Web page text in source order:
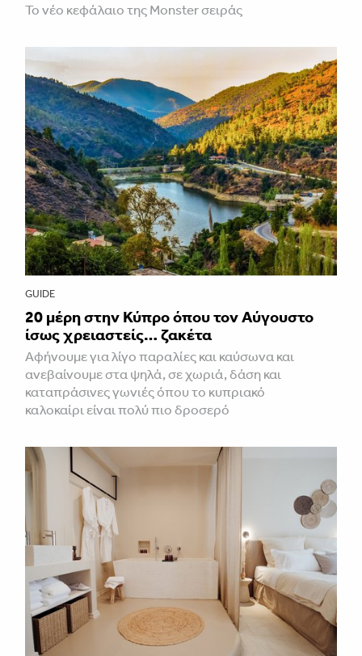
Το νέο κεφάλαιο της Monster σειράς
GUIDE
20 μέρη στην Κύπρο όπου τον Αύγουστο
ίσως χρειαστείς… ζακέτα
Αφήνουμε για λίγο παραλίες και καύσωνα και
ανεβαίνουμε στα ψηλά, σε χωριά, δάση και
καταπράσινες γωνιές όπου το κυπριακό
καλοκαίρι είναι πολύ πιο δροσερό